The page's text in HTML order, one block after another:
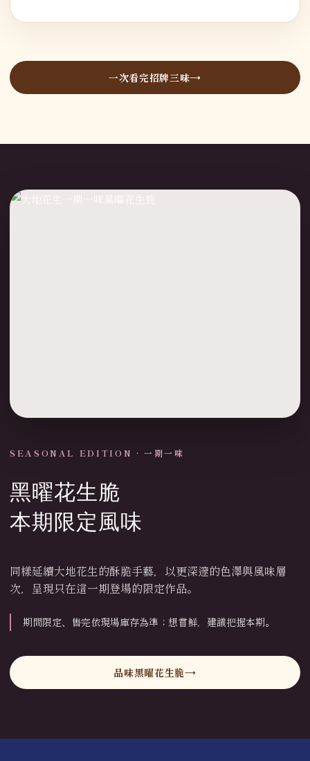
一次看完招牌三味
SEASONAL EDITION · 一期一味
黑曜花生脆
本期限定風味
同樣延續大地花生的酥脆手藝，以更深邃的色澤與風味層
次，呈現只在這一期登場的限定作品。
期間限定、售完依現場庫存為準；想嘗鮮，建議把握本期。
品味黑曜花生脆